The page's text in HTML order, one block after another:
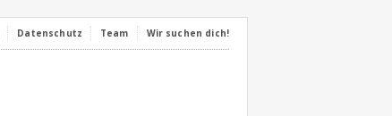
Datenschutz Team Wir suchen dich!